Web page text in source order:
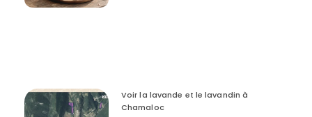
Voir la lavande et le lavandin à
Chamaloc